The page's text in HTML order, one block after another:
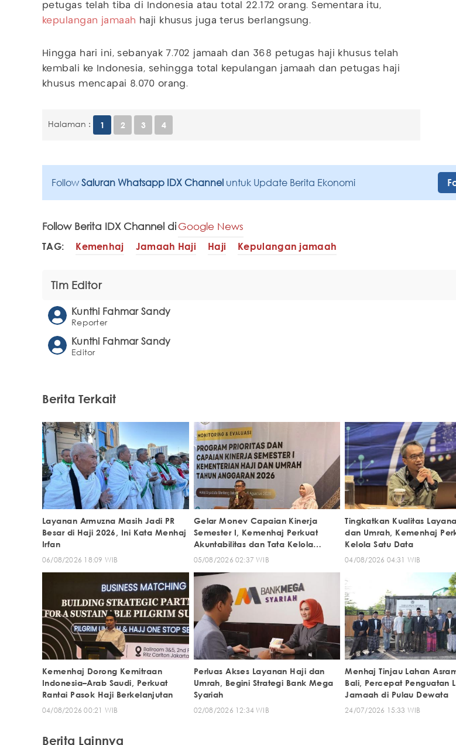
petugas telah tiba di Indonesia atau total 22.172 orang. Sementara itu,
kepulangan jamaah haji khusus juga terus berlangsung.
Hingga hari ini, sebanyak 7.702 jamaah dan 368 petugas haji khusus telah
kembali ke Indonesia, sehingga total kepulangan jamaah dan petugas haji
khusus mencapai 8.070 orang.
Halaman : 1 2 3 4
Follow Saluran Whatsapp IDX Channel untuk Update Berita Ekonomi
Follow Berita IDX Channel diGoogle News
TAG: Kemenhaj Jamaah Haji Haji Kepulangan jamaah
Tim Editor
Kunthi Fahmar Sandy
Reporter
Kunthi Fahmar Sandy
Editor
Berita Terkait
Layanan Armuzna Masih Jadi PR
Besar di Haji 2026, Ini Kata Menhaj
Irfan
06/08/2026 18:09 WIB
Gelar Monev Capaian Kinerja
Semester I, Kemenhaj Perkuat
Akuntabilitas dan Tata Kelola
Program
05/08/2026 02:37 WIB
Tingkatkan Kualitas
dan Umrah, Kemenhaj
Kelola Satu Data
04/08/2026 04:31 WIB
Kemenhaj Dorong Kemitraan
Indonesia–Arab Saudi, Perkuat
Rantai Pasok Haji Berkelanjutan
04/08/2026 00:21 WIB
Perluas Akses Layanan Haji dan
Umrah, Begini Strategi Bank Mega
Syariah
02/08/2026 12:34 WIB
Menhaj Tinjau Lahan
Bali, Percepat Penguatan
Jamaah di Pulau Dewata
24/07/2026 15:33 WIB
Berita Lainnya